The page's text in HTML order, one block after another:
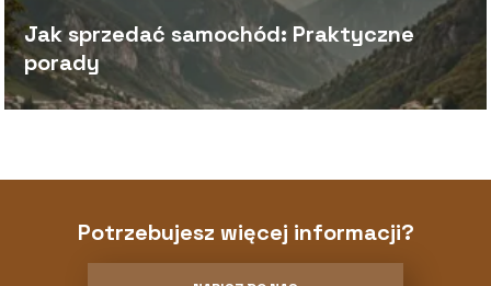
Jak sprzedać samochód: Praktyczne
porady
Potrzebujesz więcej informacji?